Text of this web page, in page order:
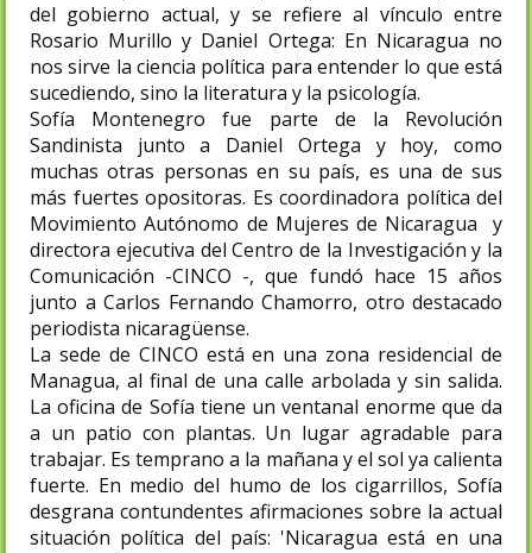
del gobierno actual, y se refiere al vínculo entre
Rosario Murillo y Daniel Ortega: En Nicaragua no
nos sirve la ciencia política para entender lo que está
sucediendo, sino la literatura y la psicología.
Sofía Montenegro fue parte de la Revolución
Sandinista junto a Daniel Ortega y hoy, como
muchas otras personas en su país, es una de sus
más fuertes opositoras. Es coordinadora política del
Movimiento Autónomo de Mujeres de Nicaragua y
directora ejecutiva del Centro de la Investigación y la
Comunicación -CINCO -, que fundó hace 15 años
junto a Carlos Fernando Chamorro, otro destacado
periodista nicaragüense.
La sede de CINCO está en una zona residencial de
Managua, al final de una calle arbolada y sin salida.
La oficina de Sofía tiene un ventanal enorme que da
a un patio con plantas. Un lugar agradable para
trabajar. Es temprano a la mañana y el sol ya calienta
fuerte. En medio del humo de los cigarrillos, Sofía
desgrana contundentes afirmaciones sobre la actual
situación política del país: 'Nicaragua está en una